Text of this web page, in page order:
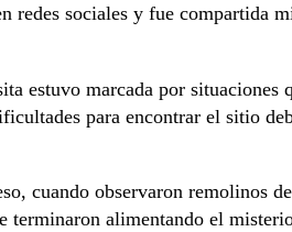
redes sociales y fue compartida
estuvo marcada por situaciones
para encontrar el sitio
cuando observaron remolinos
terminaron alimentando el